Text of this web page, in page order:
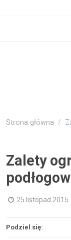
Strona główna
Zalety
25 listopad 2015
Podziel się: